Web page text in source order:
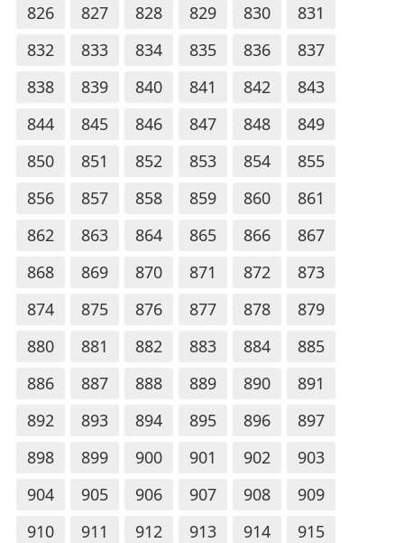
826
827 828 829 830
831
832
833 834 835 836
837
838
839 840 841 842
843
844
845 846 847 848
849
850
851 852 853 854
855
856
857 858 859 860
861
862
863 864 865 866
867
868
869 870 871 872
873
874
875 876 877 878
879
880
881 882 883 884
885
886
887 888 889 890
891
892
893 894 895 896
897
898
899 900 901 902
903
904
905 906 907 908
909
910
911 912 913 914
915